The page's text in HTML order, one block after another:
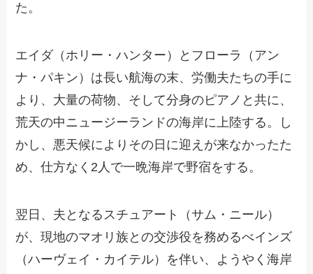
た。
エイダ（ホリー・ハンター）とフローラ（アン
ナ・パキン）は長い航海の末、労働夫たちの手に
より、大量の荷物、そして分身のピアノと共に、
荒天の中ニュージーランドの海岸に上陸する。し
かし、悪天候によりその日に迎えが来なかったた
め、仕方なく2人で一晩海岸で野宿をする。
翌日、夫となるスチュアート（サム・ニール）
が、現地のマオリ族との交渉役を務めるべインズ
（ハーヴェイ・カイテル）を伴い、ようやく海岸